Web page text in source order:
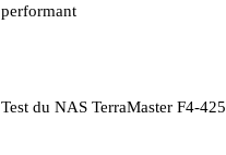
performant
Test du NAS TerraMaster F4-425